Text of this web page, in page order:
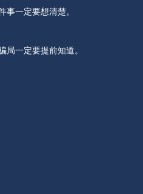
事一定要想清楚。
局一定要提前知道。